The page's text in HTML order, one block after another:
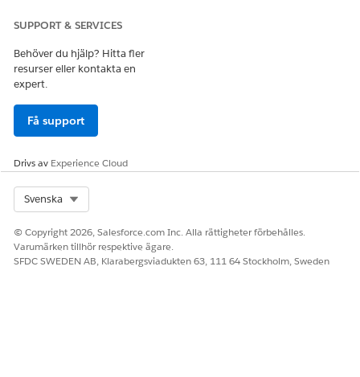
SUPPORT & SERVICES
Behöver du hjälp? Hitta fler
resurser eller kontakta en
expert.
Få support
Drivs av Experience Cloud
Svenska
© Copyright 2026, Salesforce.com Inc. Alla rättigheter förbehålles.
Varumärken tillhör respektive ägare.
SFDC SWEDEN AB, Klarabergsviadukten 63, 111 64 Stockholm, Sweden